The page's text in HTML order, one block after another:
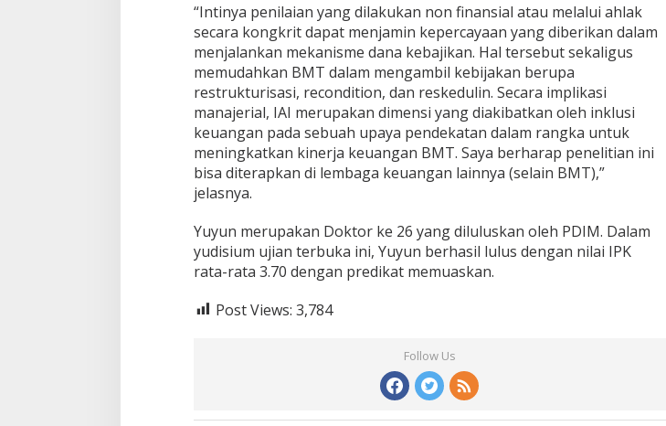
“Intinya penilaian yang dilakukan non finansial atau melalui ahlak
secara kongkrit dapat menjamin kepercayaan yang diberikan dalam
menjalankan mekanisme dana kebajikan. Hal tersebut sekaligus
memudahkan BMT dalam mengambil kebijakan berupa
restrukturisasi, recondition, dan reskedulin. Secara implikasi
manajerial, IAI merupakan dimensi yang diakibatkan oleh inklusi
keuangan pada sebuah upaya pendekatan dalam rangka untuk
meningkatkan kinerja keuangan BMT. Saya berharap penelitian ini
bisa diterapkan di lembaga keuangan lainnya (selain BMT),”
jelasnya.
Yuyun merupakan Doktor ke 26 yang diluluskan oleh PDIM. Dalam
yudisium ujian terbuka ini, Yuyun berhasil lulus dengan nilai IPK
rata-rata 3.70 dengan predikat memuaskan.
Post Views: 3,784
Follow Us